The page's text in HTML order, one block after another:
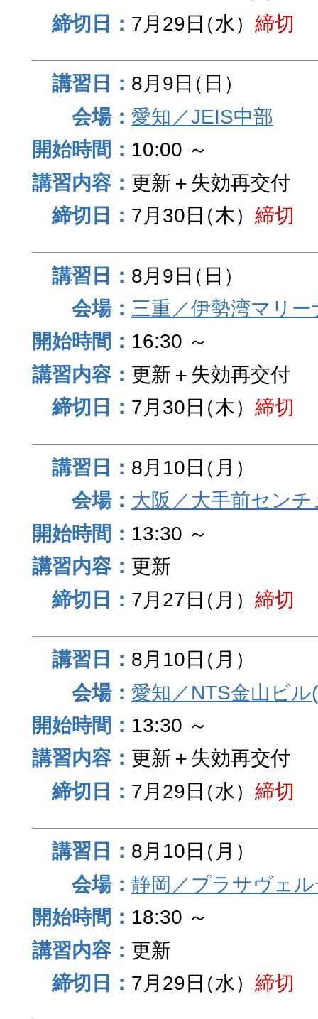
7月29日（水） 締切
8月9日（日）
愛知／JEIS中部
10:00 ～
更新＋失効再交付
7月30日（木） 締切
8月9日（日）
三重／伊勢湾マリー
16:30 ～
更新＋失効再交付
7月30日（木） 締切
8月10日（月）
大阪／大手前セン
13:30 ～
更新
7月27日（月） 締切
8月10日（月）
愛知／NTS金山ビ
13:30 ～
更新＋失効再交付
7月29日（水） 締切
8月10日（月）
静岡／プラサヴェ
18:30 ～
更新
7月29日（水） 締切